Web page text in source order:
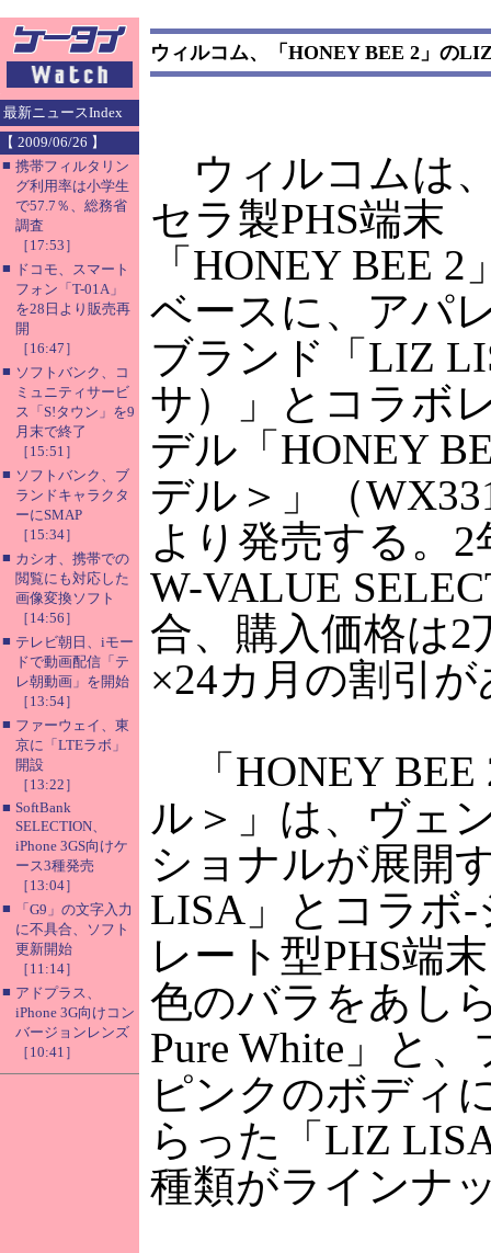
最新ニュースIndex
【 2009/06/26 】
■ 携帯フィルタリン
グ利用率は小学生
で57.7％、総務省
調査
［17:53］
■ ドコモ、スマート
フォン「T-01A」
を28日より販売再
開
［16:47］
■ ソフトバンク、コ
ミュニティサービ
ス「S!タウン」を9
月末で終了
［15:51］
■ ソフトバンク、ブ
ランドキャラクタ
ーにSMAP
［15:34］
■ カシオ、携帯での
閲覧にも対応した
画像変換ソフト
［14:56］
■ テレビ朝日、iモー
ドで動画配信「テ
レ朝動画」を開始
［13:54］
■ ファーウェイ、東
京に「LTEラボ」
開設
［13:22］
■ SoftBank
SELECTION、
iPhone 3GS向けケ
ース3種発売
［13:04］
■
「G9」の文字入力
に不具合、ソフト
更新開始
［11:14］
■ アドプラス、
iPhone 3G向けコン
バージョンレンズ
［10:41］
ウィルコム、「HONEY BEE 2」の
ウィルコムは
セラ製PHS端末
「HONEY BEE 2
ベースに、アパ
ブランド「LIZ
サ）」とコラボ
デル「HONEY
デル＞」（
より発売する。
W-VALUE
合、購入価格は2
×24カ月の割引
「HONEY BEE
ル＞」は、ヴェ
ショナルが展開
LISA」とコラボ
レート型PHS端
色のバラをあし
Pure White」と
ピンクのボディ
らった「LIZ
種類がラインナ